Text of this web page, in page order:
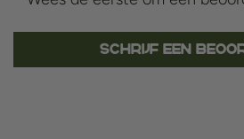
Schrijf een